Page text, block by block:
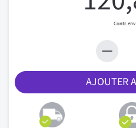
AJOUTER